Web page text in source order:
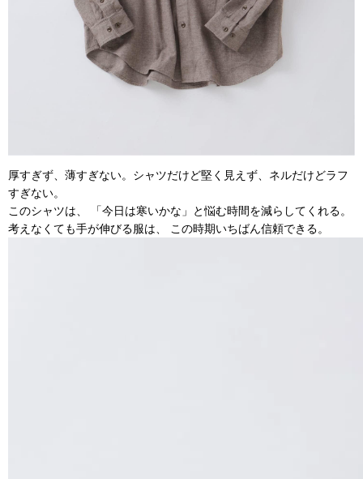
厚すぎず、薄すぎない。シャツだけど堅く見えず、ネルだけどラフ
すぎない。
このシャツは、 「今日は寒いかな」と悩む時間を減らしてくれる。
考えなくても手が伸びる服は、 この時期いちばん信頼できる。